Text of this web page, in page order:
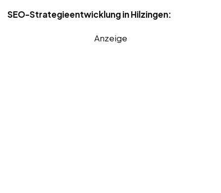
SEO-Strategieentwicklung in Hilzingen:
Anzeige